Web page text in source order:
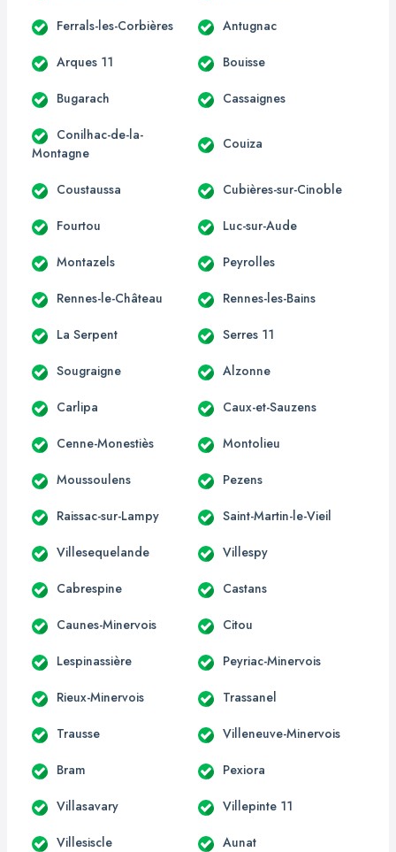
Ferrals-les-Corbières Antugnac
Arques 11 Bouisse
Bugarach Cassaignes
Conilhac-de-la-
Montagne
Couiza
Coustaussa Cubières-sur-Cinoble
Fourtou Luc-sur-Aude
Montazels Peyrolles
Rennes-le-Château Rennes-les-Bains
La Serpent Serres 11
Sougraigne Alzonne
Carlipa Caux-et-Sauzens
Cenne-Monestiès Montolieu
Moussoulens Pezens
Raissac-sur-Lampy Saint-Martin-le-Vieil
Villesequelande Villespy
Cabrespine Castans
Caunes-Minervois Citou
Lespinassière Peyriac-Minervois
Rieux-Minervois Trassanel
Trausse Villeneuve-Minervois
Bram Pexiora
Villasavary Villepinte 11
Villesiscle Aunat